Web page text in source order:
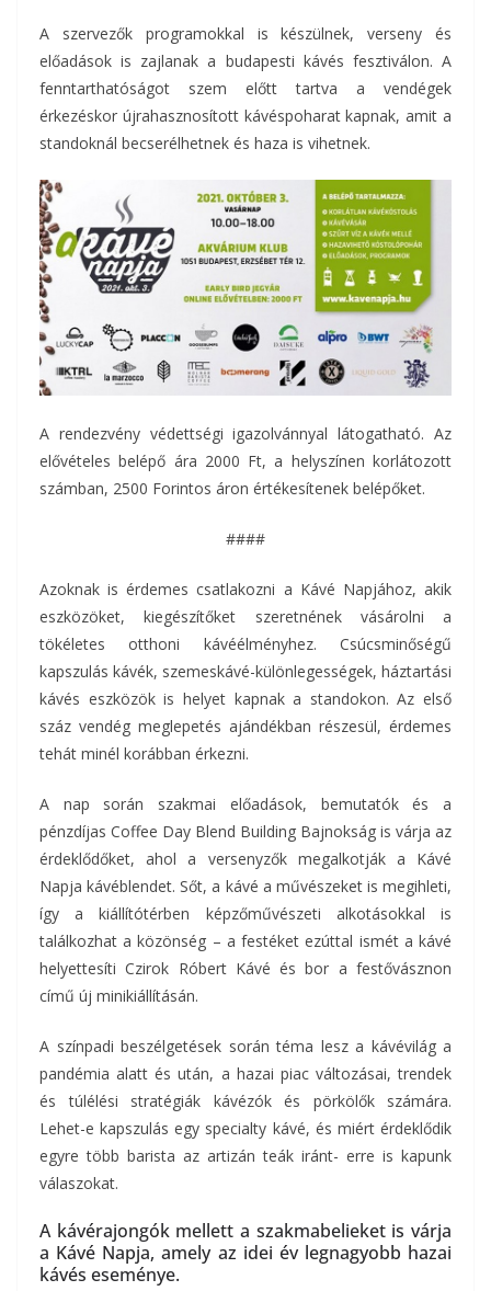
A szervezők programokkal is készülnek, verseny és
előadások is zajlanak a budapesti kávés fesztiválon. A
fenntarthatóságot szem előtt tartva a vendégek
érkezéskor újrahasznosított kávéspoharat kapnak, amit a
standoknál becserélhetnek és haza is vihetnek.
A rendezvény védettségi igazolvánnyal látogatható. Az
elővételes belépő ára 2000 Ft, a helyszínen korlátozott
számban, 2500 Forintos áron értékesítenek belépőket.
####
Azoknak is érdemes csatlakozni a Kávé Napjához, akik
eszközöket, kiegészítőket szeretnének vásárolni a
tökéletes otthoni kávéélményhez. Csúcsminőségű
kapszulás kávék, szemeskávé-különlegességek, háztartási
kávés eszközök is helyet kapnak a standokon. Az első
száz vendég meglepetés ajándékban részesül, érdemes
tehát minél korábban érkezni.
A nap során szakmai előadások, bemutatók és a
pénzdíjas Coffee Day Blend Building Bajnokság is várja az
érdeklődőket, ahol a versenyzők megalkotják a Kávé
Napja kávéblendet. Sőt, a kávé a művészeket is megihleti,
így a kiállítótérben képzőművészeti alkotásokkal is
találkozhat a közönség – a festéket ezúttal ismét a kávé
helyettesíti Czirok Róbert Kávé és bor a festővásznon
című új minikiállításán.
A színpadi beszélgetések során téma lesz a kávévilág a
pandémia alatt és után, a hazai piac változásai, trendek
és túlélési stratégiák kávézók és pörkölők számára.
Lehet-e kapszulás egy specialty kávé, és miért érdeklődik
egyre több barista az artizán teák iránt- erre is kapunk
válaszokat.
A kávérajongók mellett a szakmabelieket is várja
a Kávé Napja, amely az idei év legnagyobb hazai
kávés eseménye.